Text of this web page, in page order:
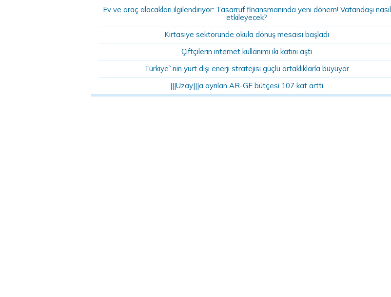
Ev ve araç alacakları ilgilendiriyor: Tasarruf finansmanında yeni dönem! Vatandaşı nasıl
etkileyecek?
Kırtasiye sektöründe okula dönüş mesaisi başladı
Çiftçilerin internet kullanımı iki katını aştı
Türkiye`nin yurt dışı enerji stratejisi güçlü ortaklıklarla büyüyor
|||Uzay|||a ayrılan AR-GE bütçesi 107 kat arttı